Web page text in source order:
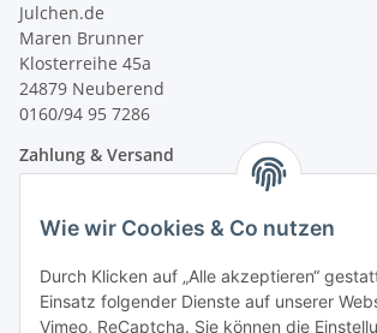
Wie wir Cookies & Co nutzen
Durch Klicken auf „Alle akzeptieren“
Einsatz folgender Dienste auf unserer
Vimeo, ReCaptcha. Sie können die
Julchen.de
Maren Brunner
Klosterreihe 45a
24879 Neuberend
0160/94 95 7286
Zahlung & Versand